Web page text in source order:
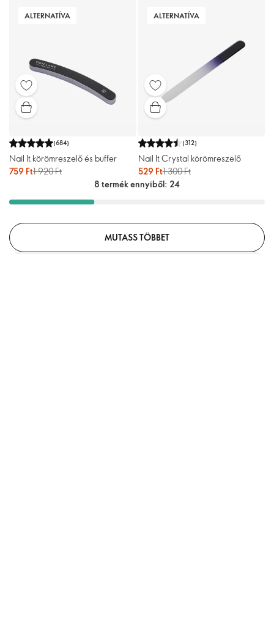
ALTERNATÍVA
(684)
Nail It körömreszelő és buffer
759 Ft1 920 Ft
ALTERNATÍVA
(312)
Nail It Crystal körömreszelő
529 Ft1 300 Ft
8 termék ennyiből: 24
MUTASS TÖBBET